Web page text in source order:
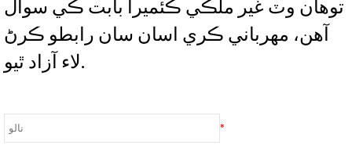
توهان وٽ غير ملڪي ڪئميرا بابت ڪي سوال
آهن، مهرباني ڪري اسان سان رابطو ڪرڻ
لاء آزاد ٿيو.
*